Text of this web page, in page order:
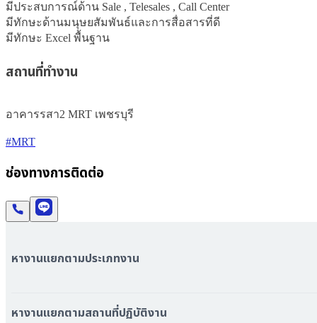
มีประสบการณ์ด้าน Sale , Telesales , Call Center
มีทักษะด้านมนุษยสัมพันธ์และการสื่อสารที่ดี
มีทักษะ Excel พื้นฐาน
สถานที่ทำงาน
อาคารรสา2 MRT เพชรบุรี
#MRT
ช่องทางการติดต่อ
หางานแยกตามประเภทงาน
หมวดหมู่บริษัททั้งหมด
หางานแยกตามสถานที่ปฏิบัติงาน